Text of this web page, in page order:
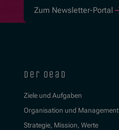
Zum Newsletter-Portal
der oead
Ziele und Aufgaben
Organisation und Management
Strategie, Mission, Werte